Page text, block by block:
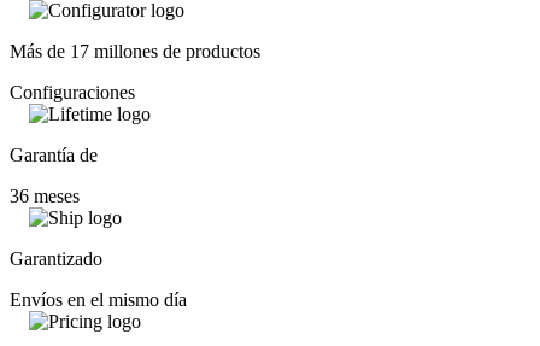
Más de 17 millones de productos
Configuraciones
Garantía de
36 meses
Garantizado
Envíos en el mismo día